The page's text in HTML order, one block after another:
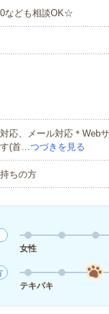
なども相談OK☆
応、メール対応＊Web
す(首…つづきを見る
ちの方
女性
テキパキ